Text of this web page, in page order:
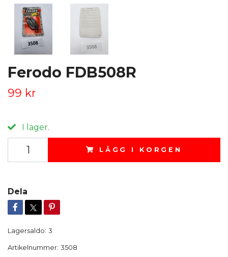
Ferodo FDB508R
99 kr
I lager.
LÄGG I KORGEN
Dela
Lagersaldo: 3
Artikelnummer: 3508